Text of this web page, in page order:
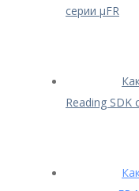
серии μFR
Reading SDK